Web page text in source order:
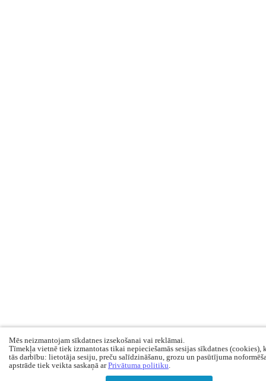
Mēs neizmantojam sīkdatnes izsekošanai vai reklāmai.
Tīmekļa vietnē tiek izmantotas tikai nepieciešamās sesijas sīkdatnes (cookies),
tās darbību: lietotāja sesiju, preču salīdzināšanu, grozu un pasūtījuma
apstrāde tiek veikta saskaņā arPrivātuma politiku.